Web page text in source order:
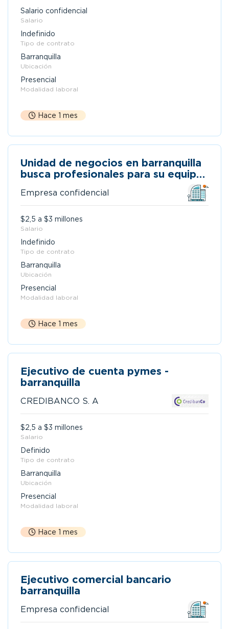
Salario confidencial
Salario
Indefinido
Tipo de contrato
Barranquilla
Ubicación
Presencial
Modalidad laboral
Hace 1 mes
Unidad de negocios en barranquilla
busca profesionales para su equipo
Empresa confidencial
$2,5 a $3 millones
Salario
Indefinido
Tipo de contrato
Barranquilla
Ubicación
Presencial
Modalidad laboral
Hace 1 mes
Ejecutivo de cuenta pymes -
barranquilla
CREDIBANCO S. A
$2,5 a $3 millones
Salario
Definido
Tipo de contrato
Barranquilla
Ubicación
Presencial
Modalidad laboral
Hace 1 mes
Ejecutivo comercial bancario
barranquilla
Empresa confidencial